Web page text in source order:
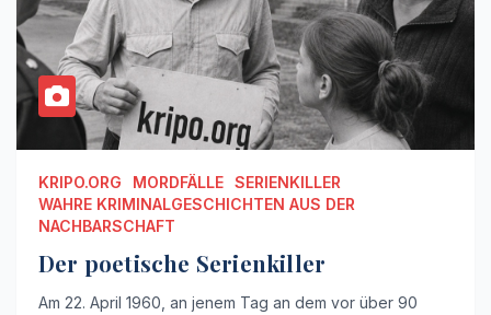
KRIPO.ORG MORDFÄLLE SERIENKILLER
WAHRE KRIMINALGESCHICHTEN AUS DER
NACHBARSCHAFT
Der poetische Serienkiller
Am 22. April 1960, an jenem Tag an dem vor über 90